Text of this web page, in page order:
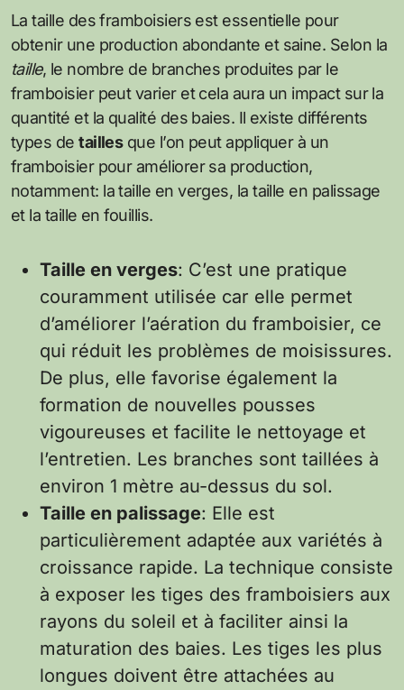
La taille des framboisiers est essentielle pour
obtenir une production abondante et saine. Selon la
taille, le nombre de branches produites par le
framboisier peut varier et cela aura un impact sur la
quantité et la qualité des baies. Il existe différents
types detaillesque l’on peut appliquer à un
framboisier pour améliorer sa production,
notamment: la taille en verges, la taille en palissage
et la taille en fouillis.
Taille en verges: C’est une pratique
couramment utilisée car elle permet
d’améliorer l’aération du framboisier, ce
qui réduit les problèmes de moisissures.
De plus, elle favorise également la
formation de nouvelles pousses
vigoureuses et facilite le nettoyage et
l’entretien. Les branches sont taillées à
environ 1 mètre au-dessus du sol.
Taille en palissage: Elle est
particulièrement adaptée aux variétés à
croissance rapide. La technique consiste
à exposer les tiges des framboisiers aux
rayons du soleil et à faciliter ainsi la
maturation des baies. Les tiges les plus
longues doivent être attachées au